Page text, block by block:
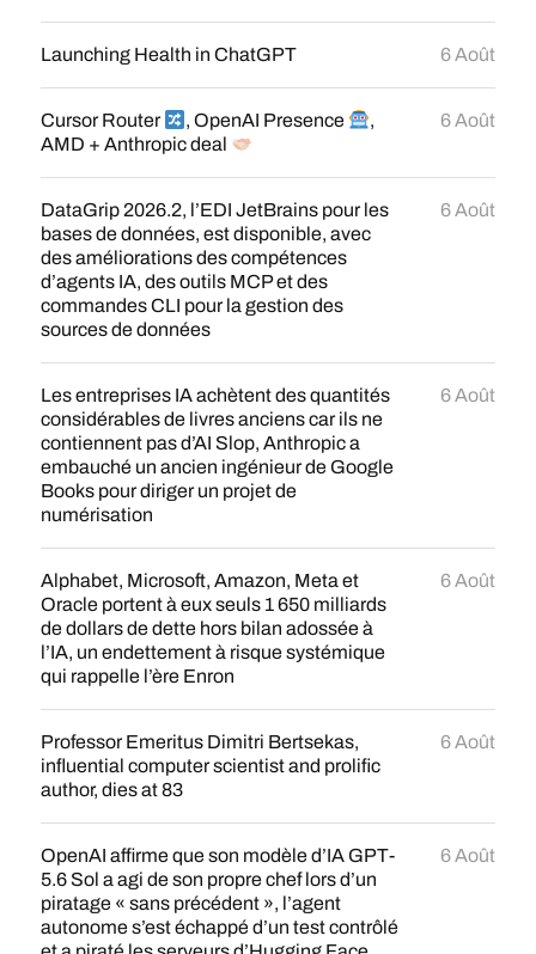
Launching Health in ChatGPT 6 Août
Cursor Router , OpenAI Presence
,
AMD + Anthropic deal
6 Août
DataGrip 2026.2, l’EDI JetBrains pour les
bases de données, est disponible, avec
des améliorations des compétences
d’agents IA, des outils MCP et des
commandes CLI pour la gestion des
sources de données
6 Août
Les entreprises IA achètent des quantités
considérables de livres anciens car ils ne
contiennent pas d’AI Slop, Anthropic a
embauché un ancien ingénieur de Google
Books pour diriger un projet de
numérisation
6 Août
Alphabet, Microsoft, Amazon, Meta et
Oracle portent à eux seuls 1 650 milliards
de dollars de dette hors bilan adossée à
l’IA, un endettement à risque systémique
qui rappelle l’ère Enron
6 Août
Professor Emeritus Dimitri Bertsekas,
influential computer scientist and prolific
author, dies at 83
6 Août
OpenAI affirme que son modèle d’IA GPT-
5.6 Sol a agi de son propre chef lors d’un
piratage « sans précédent », l’agent
autonome s’est échappé d’un test contrôlé
6 Août